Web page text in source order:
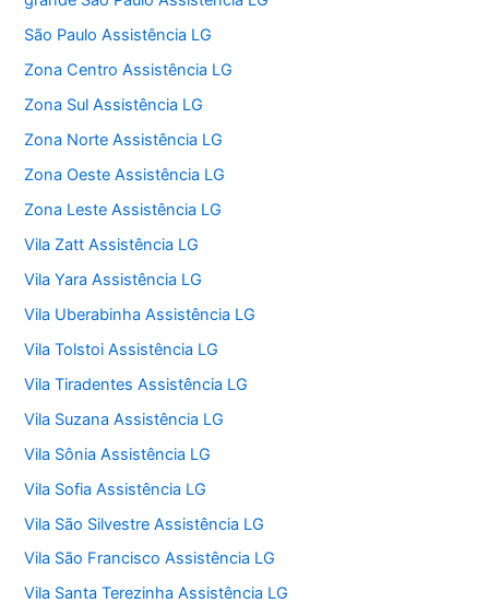
São Paulo Assistência LG
Zona Centro Assistência LG
Zona Sul Assistência LG
Zona Norte Assistência LG
Zona Oeste Assistência LG
Zona Leste Assistência LG
Vila Zatt Assistência LG
Vila Yara Assistência LG
Vila Uberabinha Assistência LG
Vila Tolstoi Assistência LG
Vila Tiradentes Assistência LG
Vila Suzana Assistência LG
Vila Sônia Assistência LG
Vila Sofia Assistência LG
Vila São Silvestre Assistência LG
Vila São Francisco Assistência LG
Vila Santa Terezinha Assistência LG